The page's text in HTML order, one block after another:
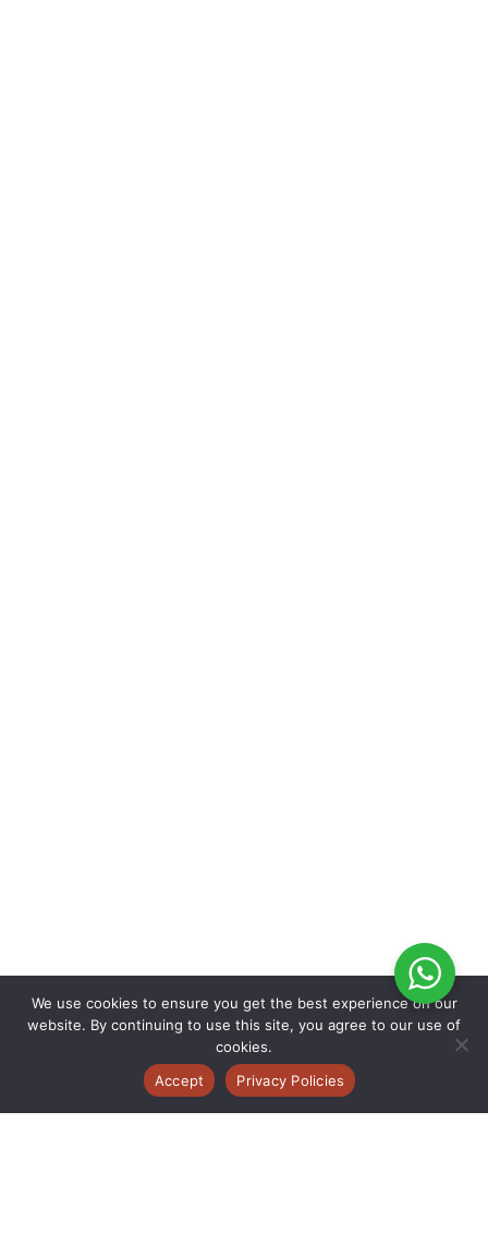
We use cookies to ensure you get the best experience on our
website. By continuing to use this site, you agree to our use of
cookies.
Accept
Privacy Policies